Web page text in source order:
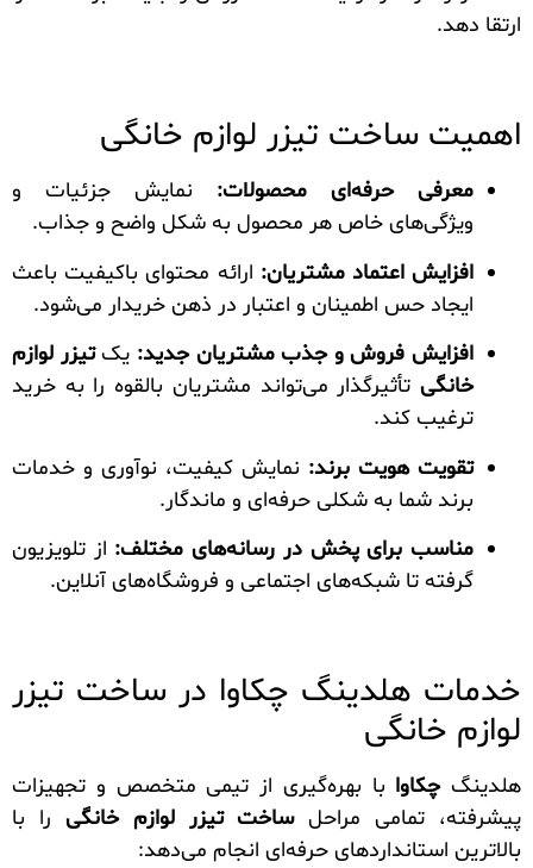
ارتقا دهد.
اهمیت ساخت تیزر لوازم خانگی
معرفی حرفه‌ای محصولات: نمایش جزئیات و
ویژگی‌های خاص هر محصول به شکل واضح و جذاب.
افزایش اعتماد مشتریان: ارائه محتوای باکیفیت باعث
ایجاد حس اطمینان و اعتبار در ذهن خریدار می‌شود.
افزایش فروش و جذب مشتریان جدید: یکتیزر لوازم
خانگی تأثیرگذار می‌تواند مشتریان بالقوه را به خرید
ترغیب کند.
تقویت هویت برند: نمایش کیفیت، نوآوری و خدمات
برند شما به شکلی حرفه‌ای و ماندگار.
مناسب برای پخش در رسانه‌های مختلف: از تلویزیون
گرفته تا شبکه‌های اجتماعی و فروشگاه‌های آنلاین.
خدمات هلدینگ چکاوا در ساخت تیزر
لوازم خانگی
هلدینگچکاوا با بهره‌گیری از تیمی متخصص و تجهیزات
پیشرفته، تمامی مراحلساخت تیزر لوازم خانگی را با
بالاترین استانداردهای حرفه‌ای انجام می‌دهد: